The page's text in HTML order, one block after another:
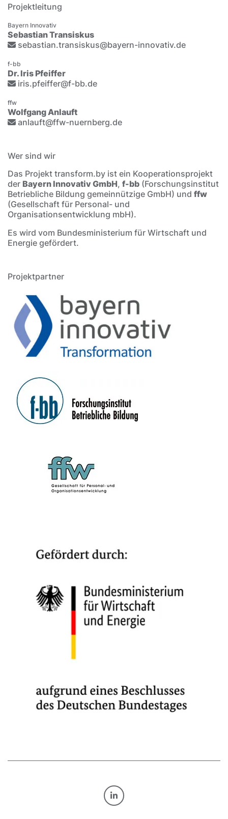
Projektleitung
Bayern Innovativ
Sebastian Transiskus
sebastian.transiskus@bayern-innovativ.de
f-bb
Dr. Iris Pfeiffer
iris.pfeiffer@f-bb.de
ffw
Wolfgang Anlauft
anlauft@ffw-nuernberg.de
Wer sind wir
Das Projekt transform.by ist ein Kooperationsprojekt
der Bayern Innovativ GmbH, f-bb (Forschungsinstitut
Betriebliche Bildung gemeinnützige GmbH) und ffw
(Gesellschaft für Personal- und
Organisationsentwicklung mbH).
Es wird vom Bundesministerium für Wirtschaft und
Energie gefördert.
Projektpartner
TRANSFORM.BY AUF